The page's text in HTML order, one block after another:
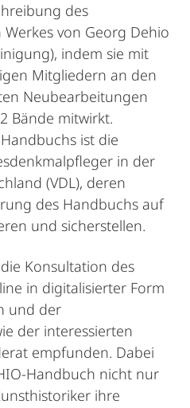
des
von Georg Dehio
indem sie mit
Mitgliedern an den
Neubearbeitungen
Bände mitwirkt.
ist die
in der
(VDL), deren
des Handbuchs auf
und sicherstellen.
Konsultation des
in digitalisierter Form
und der
der interessierten
empfunden. Dabei
Handbuch nicht nur
ihre